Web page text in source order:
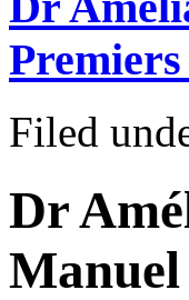
Filed
Dr
Manuel